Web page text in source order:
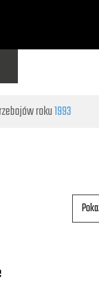
roku1993